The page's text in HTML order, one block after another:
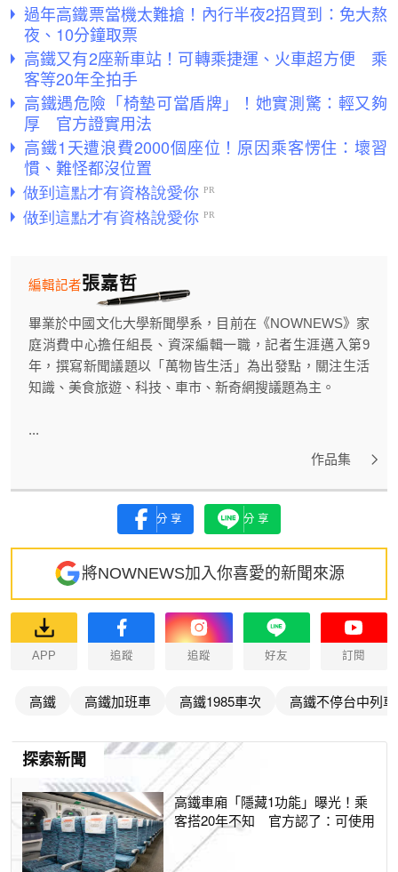
過年高鐵票當機太難搶！內行半夜2招買到：免大熬
夜、10分鐘取票
高鐵又有2座新車站！可轉乘捷運、火車超方便 乘
客等20年全拍手
高鐵遇危險「椅墊可當盾牌」！她實測驚：輕又夠
厚 官方證實用法
高鐵1天遭浪費2000個座位！原因乘客愣住：壞習
慣、難怪都沒位置
張嘉哲
編輯記者
畢業於中國文化大學新聞學系，目前在《NOWNEWS》家
庭消費中心擔任組長、資深編輯一職，記者生涯邁入第9
年，撰寫新聞議題以「萬物皆生活」為出發點，關注生活
知識、美食旅遊、科技、車市、新奇網搜議題為主。
...
作品集
分享 分享
將NOWNEWS加入你喜愛的新聞來源
APP 追蹤 追蹤 好友 訂閱
高鐵 高鐵加班車 高鐵1985車次 高鐵不停台中列車
探索新聞
高鐵車廂「隱藏1功能」曝光！乘
客搭20年不知 官方認了：可使用